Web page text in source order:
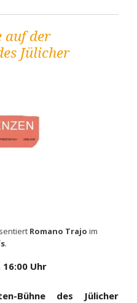
auf der
Jülicher
Romano Trajo im
.
Uhr
Bühne des Jülicher